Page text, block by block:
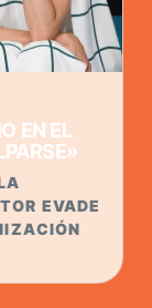
EN EL
EVADE